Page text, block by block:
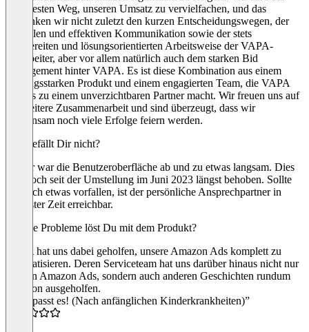
dem besten Weg, unseren Umsatz zu vervielfachen, und das
verdanken wir nicht zuletzt den kurzen Entscheidungswegen, der
schnellen und effektiven Kommunikation sowie der stets
hilfsbereiten und lösungsorientierten Arbeitsweise der VAPA-
Mitarbeiter, aber vor allem natürlich auch dem starken Bid
Management hinter VAPA. Es ist diese Kombination aus einem
leistungsstarken Produkt und einem engagierten Team, die VAPA
für uns zu einem unverzichtbaren Partner macht. Wir freuen uns auf
die weitere Zusammenarbeit und sind überzeugt, dass wir
gemeinsam noch viele Erfolge feiern werden.
Was gefällt Dir nicht?
Früher war die Benutzeroberfläche ab und zu etwas langsam. Dies
ist jedoch seit der Umstellung im Juni 2023 längst behoben. Sollte
dennoch etwas vorfallen, ist der persönliche Ansprechpartner in
kürzester Zeit erreichbar.
Welche Probleme löst Du mit dem Produkt?
VAPA hat uns dabei geholfen, unsere Amazon Ads komplett zu
automatisieren. Deren Serviceteam hat uns darüber hinaus nicht nur
bei den Amazon Ads, sondern auch anderen Geschichten rundum
Amazon ausgeholfen.
“Jetzt passt es! (Nach anfänglichen Kinderkrankheiten)”